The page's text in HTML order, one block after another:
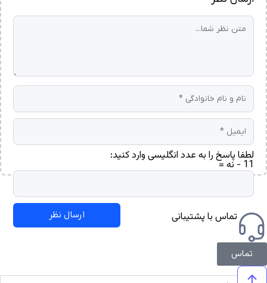
لطفا پاسخ را به عدد انگلیسی وارد کنید:
11 − نه =
تماس با پشتیبانی
تماس